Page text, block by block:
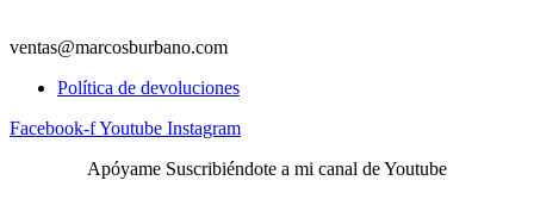
ventas@marcosburbano.com
Política de devoluciones
Facebook-fYoutube Instagram
Apóyame Suscribiéndote a mi canal de Youtube